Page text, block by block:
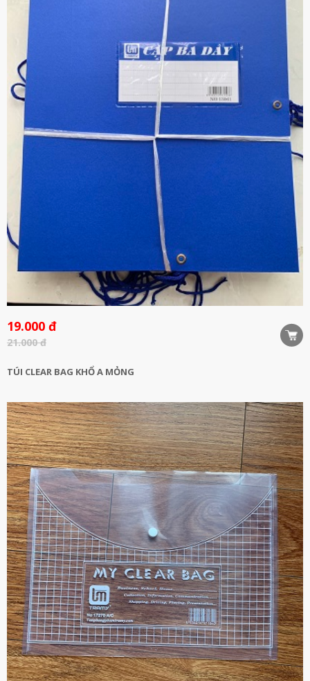
19.000 đ
21.000 đ
TÚI CLEAR BAG KHỔ A MỎNG